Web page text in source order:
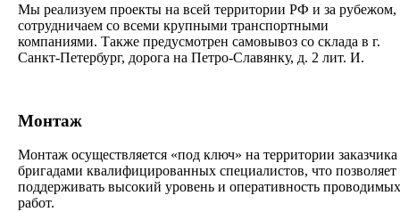
Мы реализуем проекты на всей территории РФ и за рубежом,
сотрудничаем со всеми крупными транспортными
компаниями. Также предусмотрен самовывоз со склада в г.
Санкт-Петербург, дорога на Петро-Славянку, д. 2 лит. И.
Монтаж
Монтаж осуществляется «под ключ» на территории заказчика
бригадами квалифицированных специалистов, что позволяет
поддерживать высокий уровень и оперативность проводимых
работ.